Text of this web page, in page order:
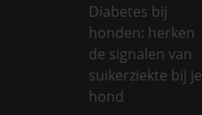
Diabetes bij
honden: herken
de signalen van
suikerziekte bij je
hond